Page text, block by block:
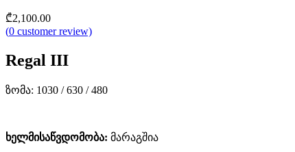
₾2,100.00
(0 customer review)
Regal III
ზომა: 1030 / 630 / 480
ხელმისაწვდომობა: მარაგშია